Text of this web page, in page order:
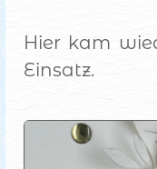
Hier kam
Einsatz.